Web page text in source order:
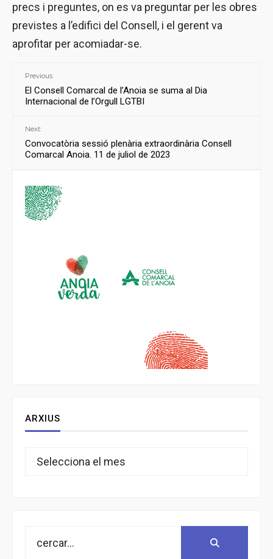
precs i preguntes, on es va preguntar per les obres
previstes a l’edifici del Consell, i el gerent va
aprofitar per acomiadar-se.
Previous:
El Consell Comarcal de l’Anoia se suma al Dia
Internacional de l’Orgull LGTBI
Next:
Convocatòria sessió plenària extraordinària Consell
Comarcal Anoia. 11 de juliol de 2023
ARXIUS